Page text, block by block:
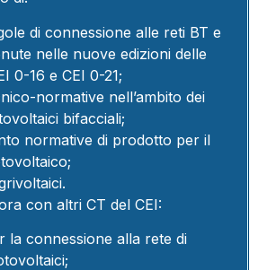
di connessione alle reti BT e
nelle nuove edizioni delle
0-16 e CEI 0-21;
normative nell’ambito dei
bifacciali;
normative di prodotto per il
con altri CT del CEI:
la connessione alla rete di